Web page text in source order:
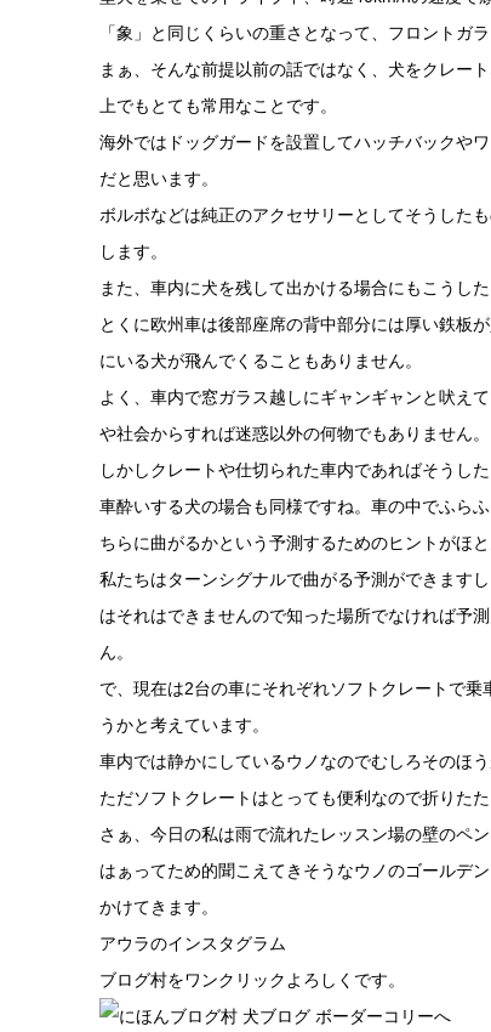
「象」と同じくらいの重さとなって、フロントガ
まぁ、そんな前提以前の話ではなく、犬をクレー
上でもとても常用なことです。
海外ではドッグガードを設置してハッチバックや
だと思います。
ボルボなどは純正のアクセサリーとしてそうした
します。
また、車内に犬を残して出かける場合にもこうし
とくに欧州車は後部座席の背中部分には厚い鉄板
にいる犬が飛んでくることもありません。
よく、車内で窓ガラス越しにギャンギャンと吠え
や社会からすれば迷惑以外の何物でもありません。
しかしクレートや仕切られた車内であればそうし
車酔いする犬の場合も同様ですね。車の中でふら
ちらに曲がるかという予測するためのヒントがほと
私たちはターンシグナルで曲がる予測ができます
はそれはできませんので知った場所でなければ予
ん。
で、現在は2台の車にそれぞれソフトクレートで
うかと考えています。
車内では静かにしているウノなのでむしろそのほ
ただソフトクレートはとっても便利なので折りた
さぁ、今日の私は雨で流れたレッスン場の壁のペ
はぁってため的聞こえてきそうなウノのゴールデ
かけてきます。
アウラのインスタグラム
ブログ村をワンクリックよろしくです。